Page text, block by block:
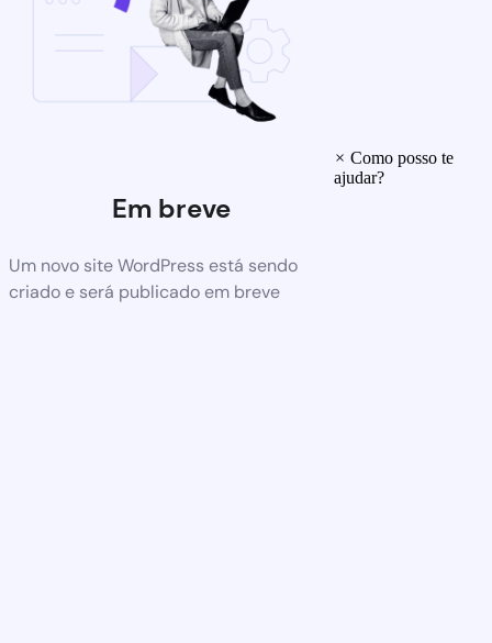
Em breve
Um novo site WordPress está sendo
criado e será publicado em breve
× Como posso te
ajudar?